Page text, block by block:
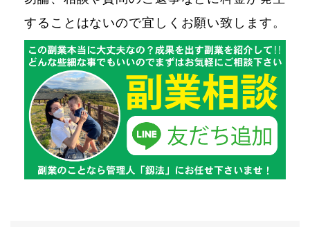
することはないので宜しくお願い致します。